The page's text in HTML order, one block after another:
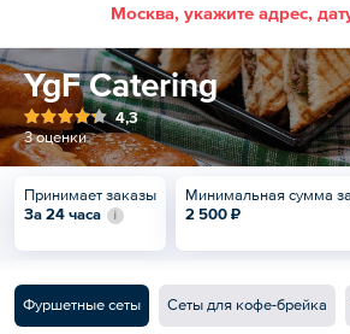
Москва, укажите адрес,
YgF Catering
4,3
3 оценки
Принимает заказы
За 24 часа
Минимальная сумма
2 500 ₽
Фуршетные сеты Сеты для кофе-брейка